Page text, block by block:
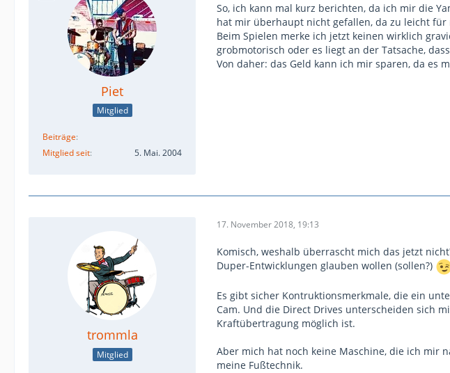
Piet
Mitglied
Beiträge
Mitglied seit
5. Mai. 2004
So, ich kann mal kurz berichten, da ich mir die
hat mir überhaupt nicht gefallen, da zu leicht für
Beim Spielen merke ich jetzt keinen wirklich
grobmotorisch oder es liegt an der Tatsache,
Von daher: das Geld kann ich mir sparen, da es
trommla
Mitglied
17. November 2018, 19:13
Komisch, weshalb überrascht mich das jetzt
Duper-Entwicklungen glauben wollen (sollen?)
Es gibt sicher Kontruktionsmerkmale, die ein
Cam. Und die Direct Drives unterscheiden sich
Kraftübertragung möglich ist.
Aber mich hat noch keine Maschine, die ich mir
meine Fußtechnik.